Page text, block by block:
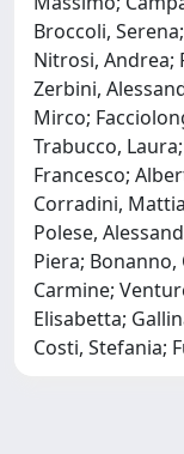
Broccoli,
Nitrosi, Andrea;
Zerbini,
Mirco;
Trabucco,
Francesco;
Corradini,
Polese,
Piera;
Carmine;
Elisabetta;
Costi, Stefania;